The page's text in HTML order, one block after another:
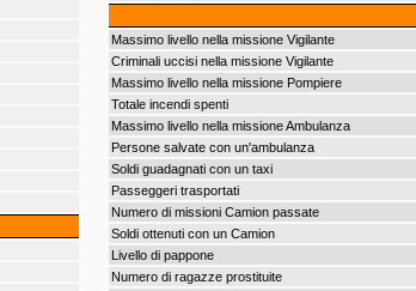
Massimo livello nella missione Vigilante
Criminali uccisi nella missione Vigilante
Massimo livello nella missione Pompiere
Totale incendi spenti
Massimo livello nella missione Ambulanza
Persone salvate con un'ambulanza
Soldi guadagnati con un taxi
Passeggeri trasportati
Numero di missioni Camion passate
Soldi ottenuti con un Camion
Livello di pappone
Numero di ragazze prostituite